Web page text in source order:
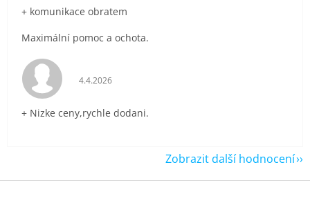
+ komunikace obratem
Maximální pomoc a ochota.
Hodnocení obchodu je 5 z 5 hvězdiček.
4.4.2026
+ Nizke ceny,rychle dodani.
Zobrazit další hodnocení
Z